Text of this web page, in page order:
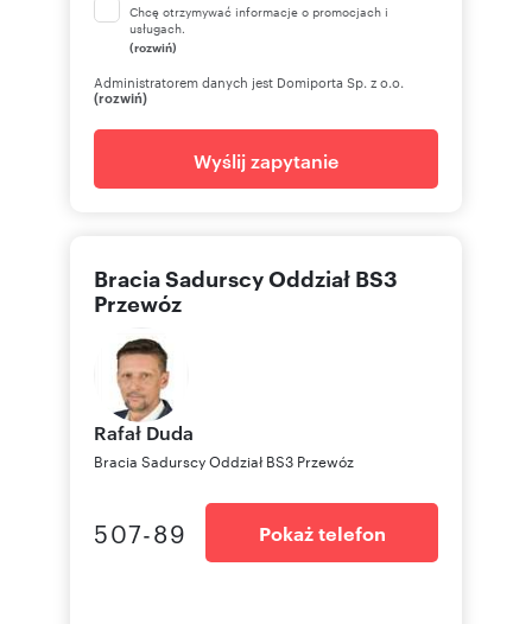
Chcę otrzymywać informacje o promocjach i
usługach.
(rozwiń)
Administratorem danych jest Domiporta Sp. z o.o.
(rozwiń)
Wyślij zapytanie
Bracia Sadurscy Oddział BS3
Przewóz
Rafał Duda
Bracia Sadurscy Oddział BS3 Przewóz
507-89 Pokaż telefon